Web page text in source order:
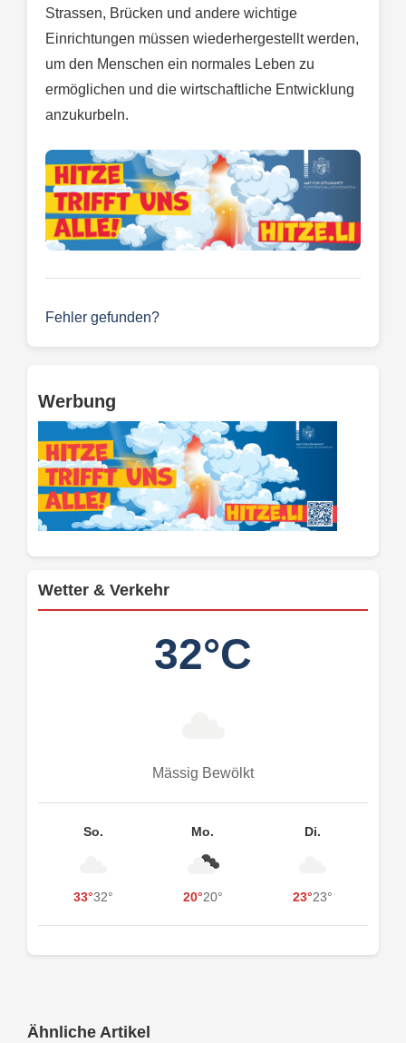
Strassen, Brücken und andere wichtige
Einrichtungen müssen wiederhergestellt werden,
um den Menschen ein normales Leben zu
ermöglichen und die wirtschaftliche Entwicklung
anzukurbeln.
Fehler gefunden?
Werbung
Wetter & Verkehr
32°C
Mässig Bewölkt
So.
33°32°
Mo.
20°20°
Di.
23°23°
Ähnliche Artikel